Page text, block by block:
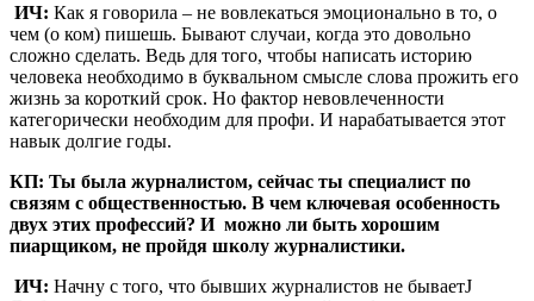
ИЧ: Как я говорила – не вовлекаться эмоционально в то, о
чем (о ком) пишешь. Бывают случаи, когда это довольно
сложно сделать. Ведь для того, чтобы написать историю
человека необходимо в буквальном смысле слова прожить его
жизнь за короткий срок. Но фактор невовлеченности
категорически необходим для профи. И нарабатывается этот
навык долгие годы.
КП: Ты была журналистом, сейчас ты специалист по
связям с общественностью. В чем ключевая особенность
двух этих профессий? И можно ли быть хорошим
пиарщиком, не пройдя школу журналистики.
ИЧ: Начну с того, что бывших журналистов не бываетJ